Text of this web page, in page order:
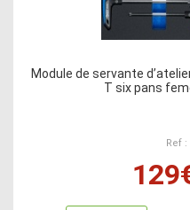
Module de servante
T six pans
Ref :